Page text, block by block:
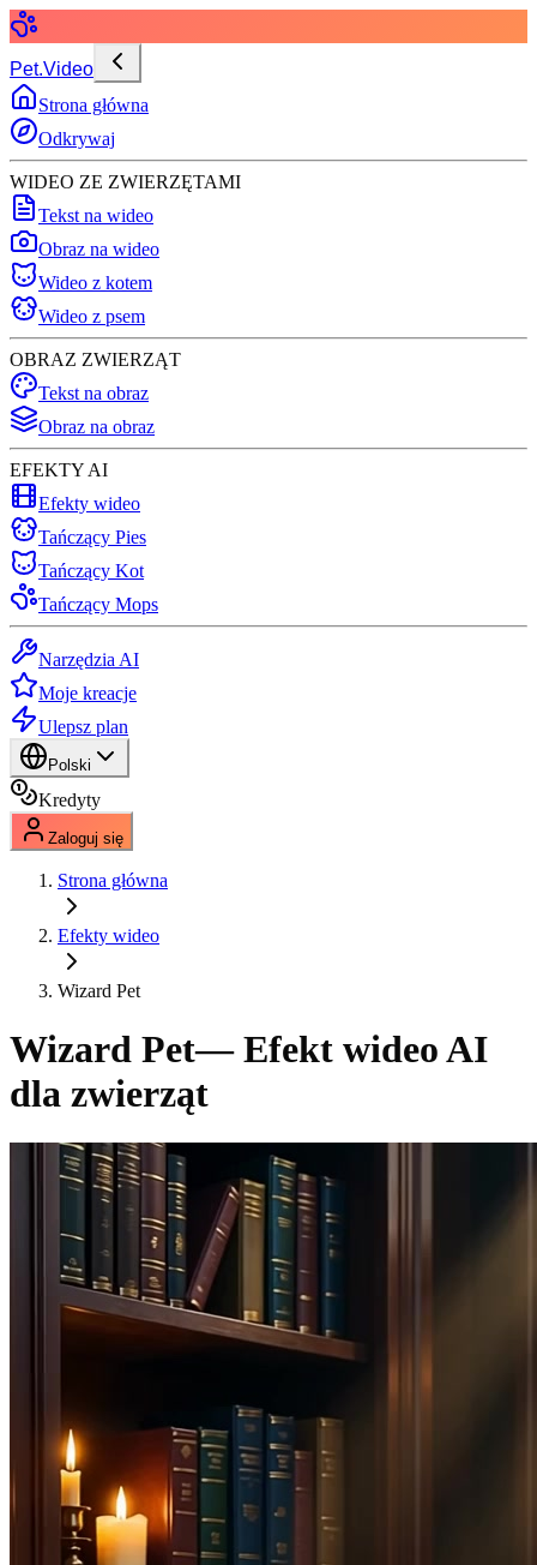
Pet.Video
Strona główna
Odkrywaj
WIDEO ZE ZWIERZĘTAMI
Tekst na wideo
Obraz na wideo
Wideo z kotem
Wideo z psem
OBRAZ ZWIERZĄT
Tekst na obraz
Obraz na obraz
EFEKTY AI
Efekty wideo
Tańczący Pies
Tańczący Kot
Tańczący Mops
Narzędzia AI
Moje kreacje
Ulepsz plan
Polski
Kredyty
Zaloguj się
Strona główna
Efekty wideo
Wizard Pet
Wizard Pet— Efekt wideo AI
dla zwierząt